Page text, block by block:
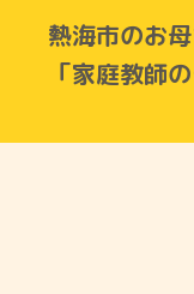
熱海市のお
「家庭教師